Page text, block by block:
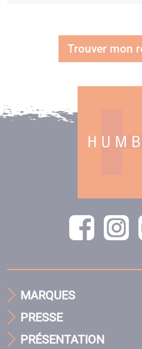
Trouver mon
MARQUES
PRESSE
PRÉSENTATION